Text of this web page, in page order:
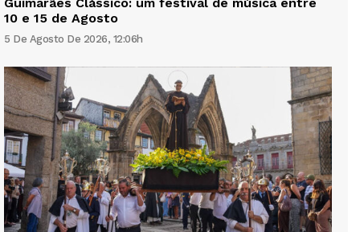
10 e 15 de Agosto
5 De Agosto De 2026, 12:06h